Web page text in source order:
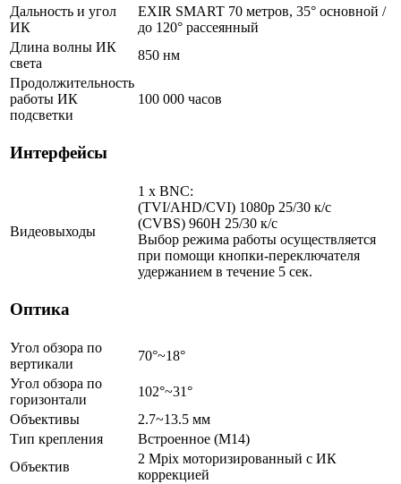
Дальность и угол
ИК
EXIR SMART 70 метров, 35° основной /
до 120° рассеянный
Длина волны ИК
света
850 нм
Продолжительность
работы ИК
подсветки
100 000 часов
Интерфейсы
Видеовыходы
1 x BNC:
(TVI/AHD/CVI) 1080p 25/30 к/с
(CVBS) 960H 25/30 к/с
Выбор режима работы осуществляется
при помощи кнопки-переключателя
удержанием в течение 5 сек.
Оптика
Угол обзора по
вертикали
70°~18°
Угол обзора по
горизонтали
102°~31°
Объективы
2.7~13.5 мм
Тип крепления
Встроенное (М14)
Объектив
2 Mpix моторизированный c ИК
коррекцией